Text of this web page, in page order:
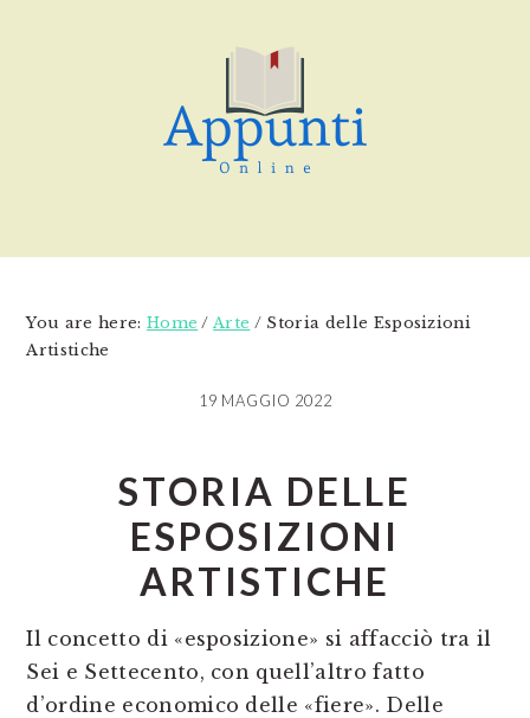
You are here: Home / Arte / Storia delle Esposizioni
Artistiche
19 MAGGIO 2022
STORIA DELLE
ESPOSIZIONI
ARTISTICHE
Il concetto di «esposizione» si affacciò tra il
Sei e Settecento, con quell’altro fatto
d’ordine economico delle «fiere». Delle